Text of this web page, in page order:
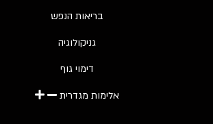
בריאות הנפש
גניקולוגיה
דימוי גוף
אלימות מגדרית